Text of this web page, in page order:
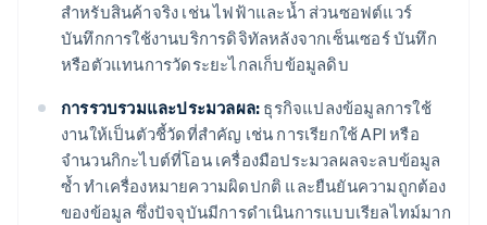
สำหรับสินค้าจริง เช่น ไฟฟ้าและน้ำ ส่วนซอฟต์แวร์
บันทึกการใช้งานบริการดิจิทัลหลังจากเซ็นเซอร์ บันทึก
หรือตัวแทนการวัดระยะไกลเก็บข้อมูลดิบ
การรวบรวมและประมวลผล: ธุรกิจแปลงข้อมูลการใช้
งานให้เป็นตัวชี้วัดที่สำคัญ เช่น การเรียกใช้ API หรือ
จำนวนกิกะไบต์ที่โอน เครื่องมือประมวลผลจะลบข้อมูล
ซ้ำ ทำเครื่องหมายความผิดปกติ และยืนยันความถูกต้อง
ของข้อมูล ซึ่งปัจจุบันมีการดำเนินการแบบเรียลไทม์มาก